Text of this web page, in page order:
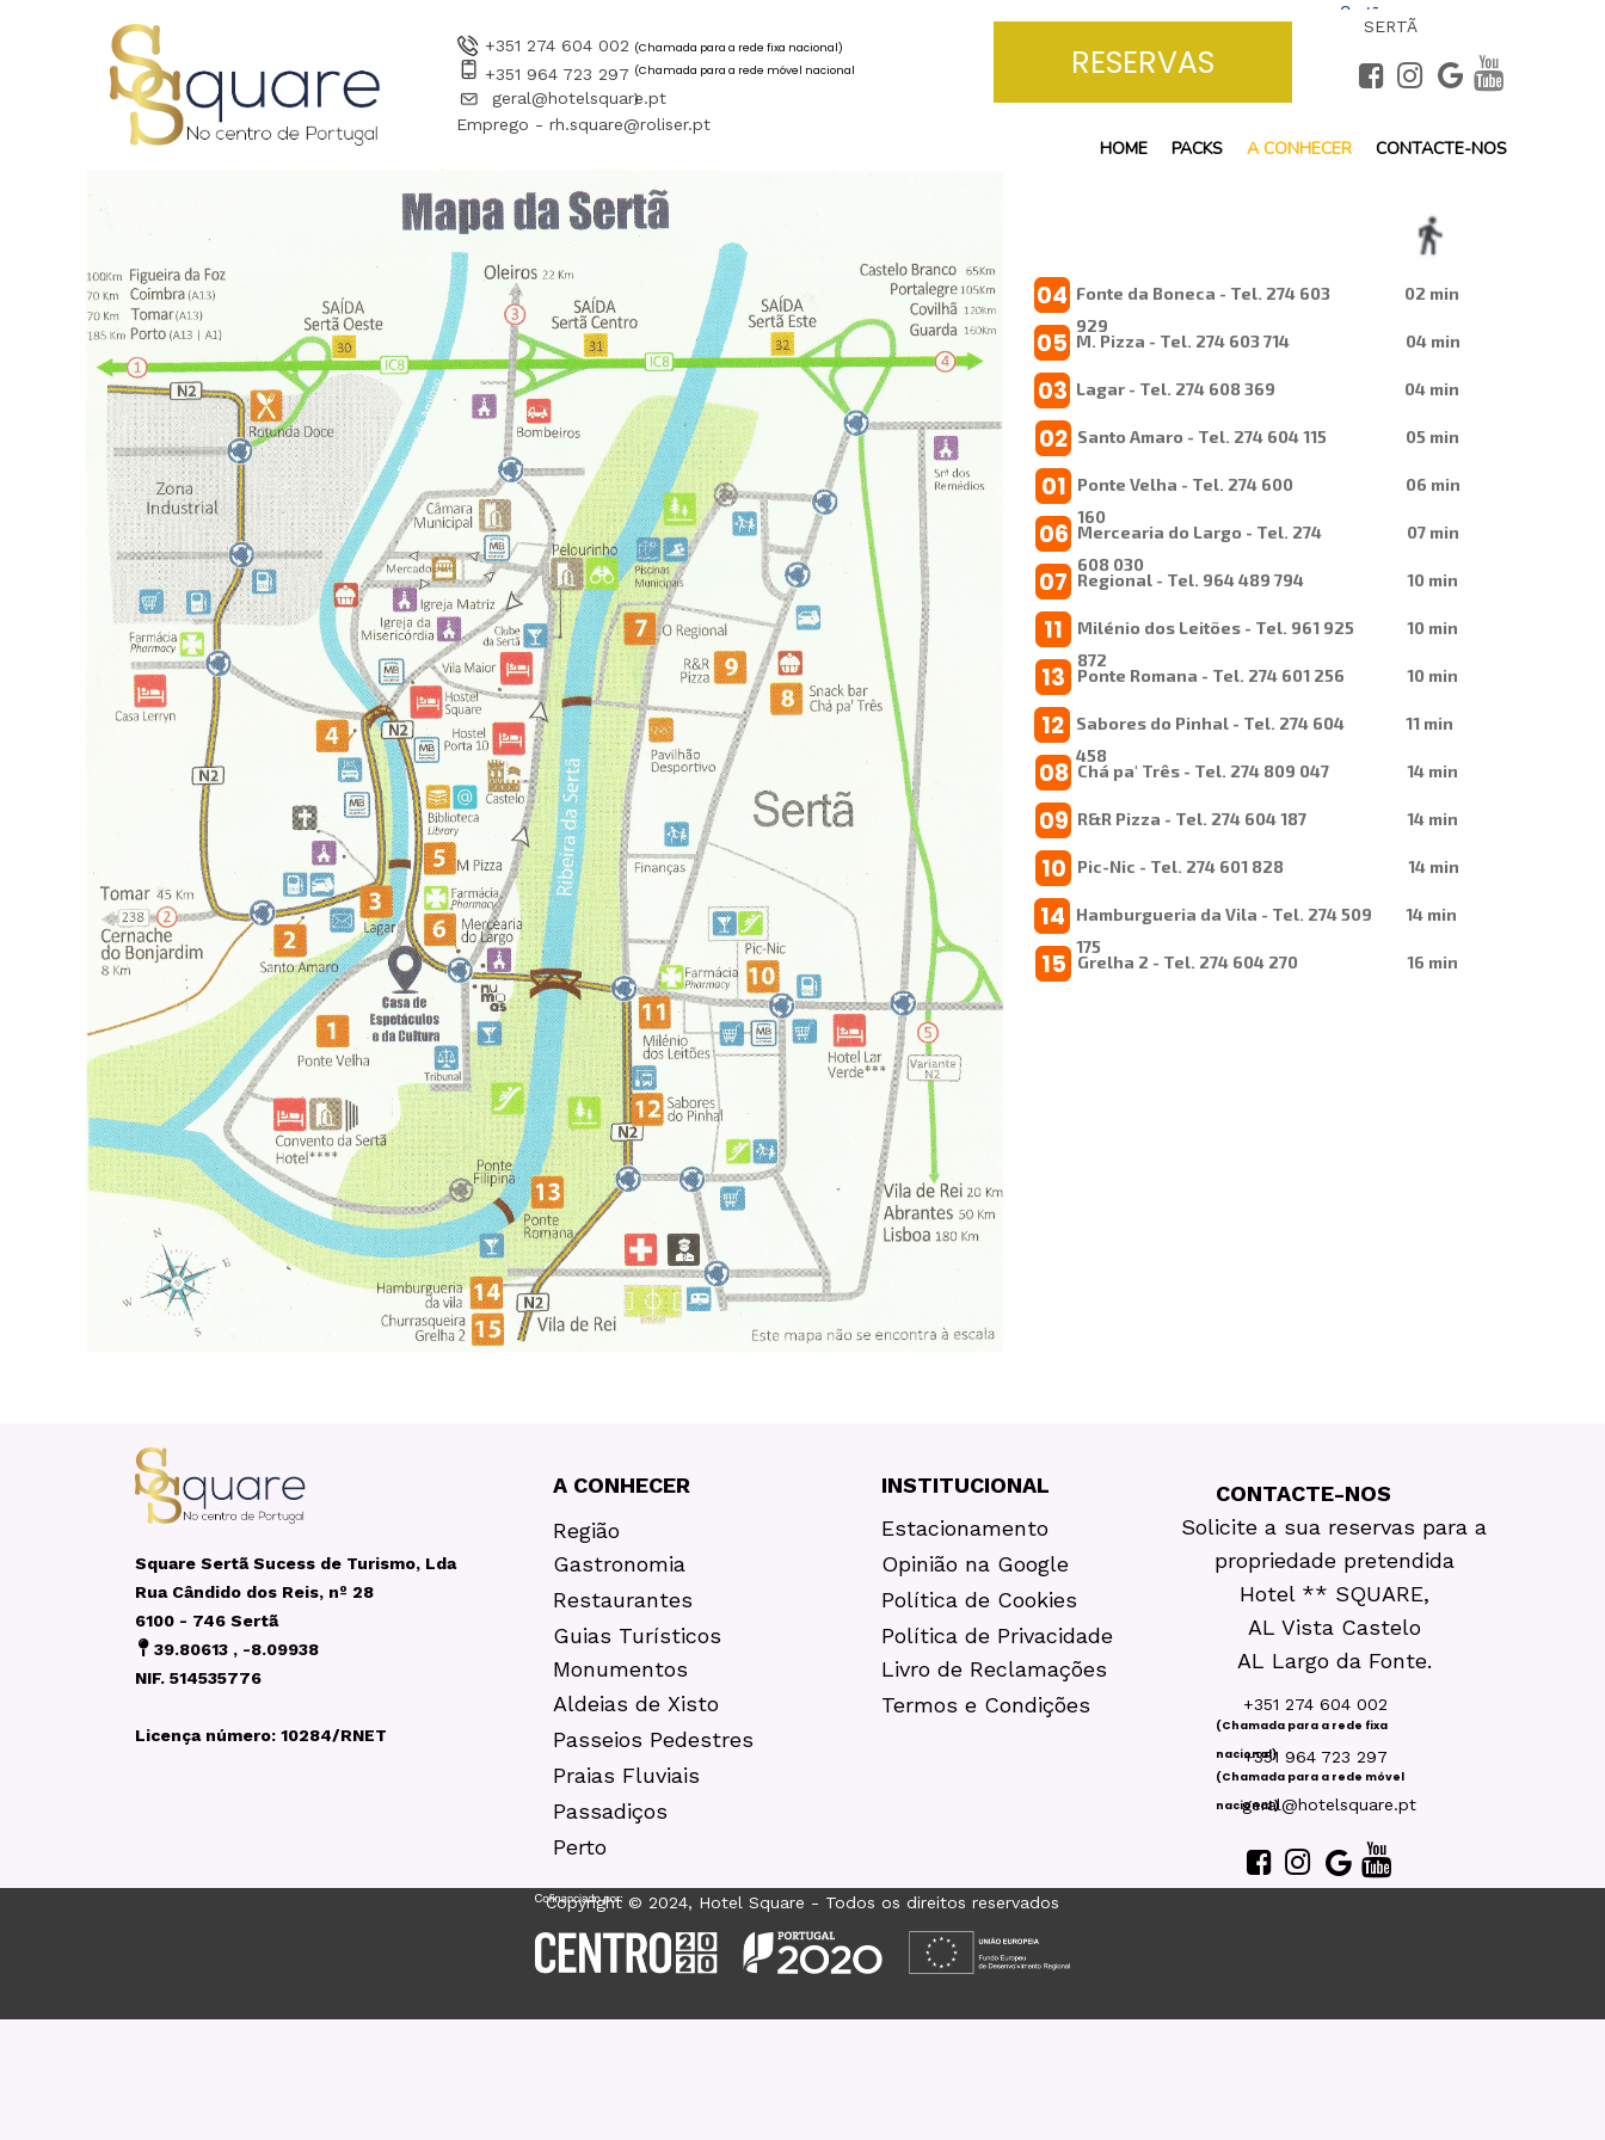
HOME PACKS A CONHECER CONTACTE-NOS
+351 274 604 002
+351 964 723 297
geral@hotelsquare.pt
(Chamada para a rede fixa nacional)
(Chamada para a rede móvel nacional
)
RESERVAS
Sertã
31°C
SERTÃ
Emprego - rh.square@roliser.pt
01
Ponte Velha - Tel. 274 600
160
06 min
02 Santo Amaro - Tel. 274 604 115 05 min
03 Lagar - Tel. 274 608 369 04 min
04 Fonte da Boneca - Tel. 274 603
929
02 min
05 M. Pizza - Tel. 274 603 714 04 min
06 Mercearia do Largo - Tel. 274
608 030
07 min
07 Regional - Tel. 964 489 794 10 min
08 Chá pa' Três - Tel. 274 809 047 14 min
09 R&R Pizza - Tel. 274 604 187 14 min
10 Pic-Nic - Tel. 274 601 828 14 min
11
Milénio dos Leitões - Tel. 961 925
872
10 min
12
Sabores do Pinhal - Tel. 274 604
458
11 min
13 Ponte Romana - Tel. 274 601 256 10 min
14
Hamburgueria da Vila - Tel. 274 509
175
14 min
15 Grelha 2 - Tel. 274 604 270 16 min
Square Sertã Sucess de Turismo, Lda
Rua Cândido dos Reis, nº 28
6100 - 746 Sertã
39.80613 , -8.09938
NIF. 514535776
Licença número: 10284/RNET
Política de Privacidade
Política de Cookies
Opinião na Google
Estacionamento
Livro de Reclamações
Termos e Condições
+351 274 604 002
geral@hotelsquare.pt
(Chamada para a rede fixa
nacional)
(Chamada para a rede móvel
nacional )
+351 964 723 297
Copyright © 2024, Hotel Square - Todos os direitos reservados
Região
Gastronomia
Guias Turísticos
Monumentos
Aldeias de Xisto
Passeios Pedestres
Praias Fluviais
Passadiços
Perto
INSTITUCIONAL
A CONHECER
Restaurantes
Solicite a sua reservas para a
propriedade pretendida
Hotel ** SQUARE,
AL Vista Castelo
AL Largo da Fonte.
CONTACTE-NOS